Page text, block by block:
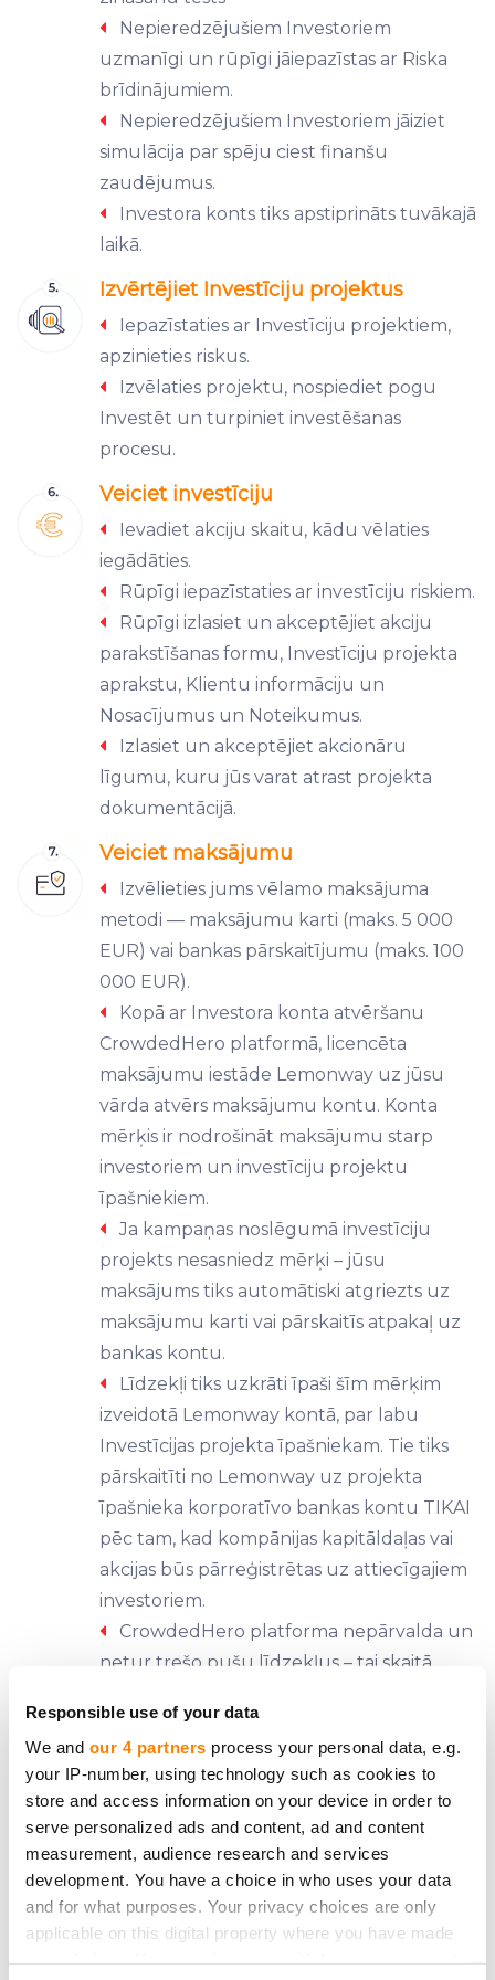
Responsible use of your data
We and our 4 partners process your personal data, e.g.
your IP-number, using technology such as cookies to
store and access information on your device in order to
serve personalized ads and content, ad and content
measurement, audience research and services
development. You have a choice in who uses your data
and for what purposes. Your privacy choices are only
applicable on this digital property where you have made
Nepieredzējušiem Investoriem
uzmanīgi un rūpīgi jāiepazīstas ar Riska
brīdinājumiem.
Nepieredzējušiem Investoriem jāiziet
simulācija par spēju ciest finanšu
zaudējumus.
Investora konts tiks apstiprināts tuvākajā
laikā.
Izvērtējiet Investīciju projektus
Iepazīstaties ar Investīciju projektiem,
apzinieties riskus.
Izvēlaties projektu, nospiediet pogu
Investēt un turpiniet investēšanas
procesu.
Veiciet investīciju
Ievadiet akciju skaitu, kādu vēlaties
iegādāties.
Rūpīgi iepazīstaties ar investīciju riskiem.
Rūpīgi izlasiet un akceptējiet akciju
parakstīšanas formu, Investīciju projekta
aprakstu, Klientu informāciju un
Nosacījumus un Noteikumus.
Izlasiet un akceptējiet akcionāru
līgumu, kuru jūs varat atrast projekta
dokumentācijā.
Veiciet maksājumu
Izvēlieties jums vēlamo maksājuma
metodi — maksājumu karti (maks. 5 000
EUR) vai bankas pārskaitījumu (maks. 100
000 EUR).
Kopā ar Investora konta atvēršanu
CrowdedHero platformā, licencēta
maksājumu iestāde Lemonway uz jūsu
vārda atvērs maksājumu kontu. Konta
mērķis ir nodrošināt maksājumu starp
investoriem un investīciju projektu
īpašniekiem.
Ja kampaņas noslēgumā investīciju
projekts nesasniedz mērķi – jūsu
maksājums tiks automātiski atgriezts uz
maksājumu karti vai pārskaitīs atpakaļ uz
bankas kontu.
Līdzekļi tiks uzkrāti īpaši šīm mērķim
izveidotā Lemonway kontā, par labu
Investīcijas projekta īpašniekam. Tie tiks
pārskaitīti no Lemonway uz projekta
īpašnieka korporatīvo bankas kontu TIKAI
pēc tam, kad kompānijas kapitāldaļas vai
akcijas būs pārreģistrētas uz attiecīgajiem
investoriem.
CrowdedHero platforma nepārvalda un
netur trešo pušu līdzekļus – tai skaitā
vai akcijām.
Kļūsti par akcionāru
Katrs investors tiks reģistrēts akcionāru
reģistrā.
Esi informēts un saņem peļņu.
Sekojot kompānijas jaunumiem un
sasniegumiem, komunicējiet ar kompānijas